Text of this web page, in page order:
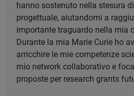
hanno sostenuto nella stesura
progettuale, aiutandomi a
importante traguardo nella mia
Durante la mia Marie Curie ho
arricchire le mie competenze
mio network collaborativo e
proposte per research grants